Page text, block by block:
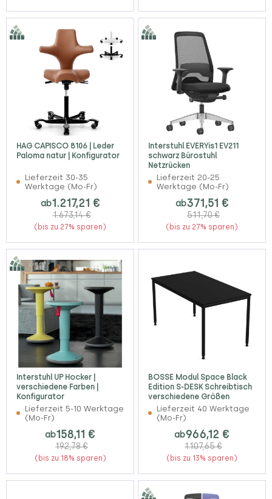
HAG CAPISCO 8106 | Leder
Paloma natur | Konfigurator
Lieferzeit 30-35
Werktage (Mo-Fr)
ab1.217,21 €
1.673,14 €
(bis zu 27% sparen)
Interstuhl EVERYis1 EV211
schwarz Bürostuhl
Netzrücken
Lieferzeit 20-25
Werktage (Mo-Fr)
ab371,51 €
511,70 €
(bis zu 27% sparen)
Interstuhl UP Hocker |
verschiedene Farben |
Konfigurator
Lieferzeit 5-10 Werktage
(Mo-Fr)
ab158,11 €
192,78 €
(bis zu 18% sparen)
BOSSE Modul Space Black
Edition S-DESK Schreibtisch
verschiedene Größen
Lieferzeit 40 Werktage
(Mo-Fr)
ab966,12 €
1.107,65 €
(bis zu 13% sparen)